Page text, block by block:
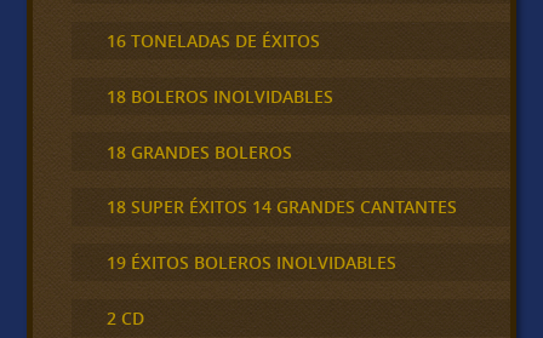
16 TONELADAS DE ÉXITOS
18 BOLEROS INOLVIDABLES
18 GRANDES BOLEROS
18 SUPER ÉXITOS 14 GRANDES CANTANTES
19 ÉXITOS BOLEROS INOLVIDABLES
2 CD